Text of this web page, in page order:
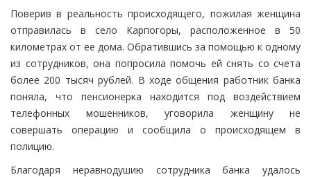
Поверив в реальность происходящего, пожилая женщина
отправилась в село Карпогоры, расположенное в 50
километрах от ее дома. Обратившись за помощью к одному
из сотрудников, она попросила помочь ей снять со счета
более 200 тысяч рублей. В ходе общения работник банка
поняла, что пенсионерка находится под воздействием
телефонных мошенников, уговорила женщину не
совершать операцию и сообщила о происходящем в
полицию.
Благодаря неравнодушию сотрудника банка удалось